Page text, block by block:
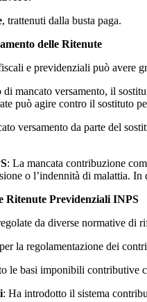
, trattenuti dalla busta paga.
delle Ritenute
e previdenziali può avere
di mancato versamento, il
può agire contro il sostituto
versamento da parte del
: La mancata contribuzione
o l’indennità di malattia.
Ritenute Previdenziali INPS
da diverse normative di
la regolamentazione dei
le basi imponibili contributive
: Ha introdotto il sistema